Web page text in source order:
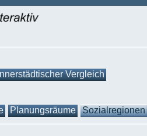
Vergleich
Planungsräume Sozialregionen